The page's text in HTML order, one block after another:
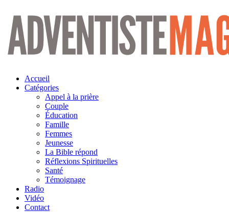
Aller
contenu
Accueil
Catégories
Appel à la prière
Couple
Éducation
Famille
Femmes
Jeunesse
La Bible répond
Réflexions Spirituelles
Santé
Témoignage
Radio
Vidéo
Contact